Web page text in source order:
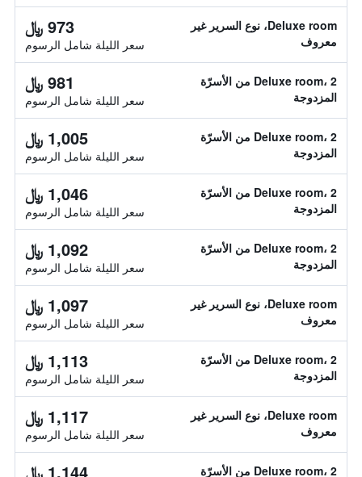
Deluxe room، نوع السرير غير
معروف
973 ﷼
سعر الليلة شامل الرسوم
Deluxe room، 2 من الأسرّة
المزدوجة
981 ﷼
سعر الليلة شامل الرسوم
Deluxe room، 2 من الأسرّة
المزدوجة
1,005 ﷼
سعر الليلة شامل الرسوم
Deluxe room، 2 من الأسرّة
المزدوجة
1,046 ﷼
سعر الليلة شامل الرسوم
Deluxe room، 2 من الأسرّة
المزدوجة
1,092 ﷼
سعر الليلة شامل الرسوم
Deluxe room، نوع السرير غير
معروف
1,097 ﷼
سعر الليلة شامل الرسوم
Deluxe room، 2 من الأسرّة
المزدوجة
1,113 ﷼
سعر الليلة شامل الرسوم
Deluxe room، نوع السرير غير
معروف
1,117 ﷼
سعر الليلة شامل الرسوم
Deluxe room، 2 من الأسرّة 1,144 ﷼